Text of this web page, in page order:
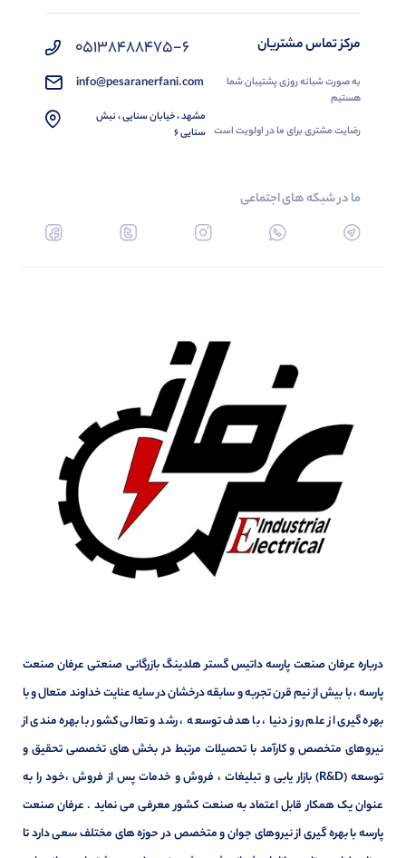
مرکز تماس مشتریان
به صورت شبانه روزی پشتیبان شما
هستیم
رضایت مشتری برای ما در اولویت است
05138488475-6
info@pesaranerfani.com
مشهد ، خیابان سنایی ، نبش
سنایی 6
ما در شبکه های اجتماعی
درباره عرفان صنعت پارسه داتیس گستر هلدینگ بازرگانی صنعتی عرفان صنعت
پارسه ، با بیش از نیم قرن تجربه و سابقه درخشان در سایه عنایت خداوند متعال و با
بهره گیری از علم روز دنیا ، با هدف توسعه ، رشد و تعالی کشور با بهره مندی از
نیروهای متخصص و کارآمد با تحصیلات مرتبط در بخش های تخصصی تحقیق و
توسعه (R&D) بازار یابی و تبلیغات ، فروش و خدمات پس از فروش ،خود را به
عنوان یک همکار قابل اعتماد به صنعت کشور معرفی می نماید . عرفان صنعت
پارسه با بهره گیری از نیروهای جوان و متخصص در حوزه های مختلف سعی دارد تا